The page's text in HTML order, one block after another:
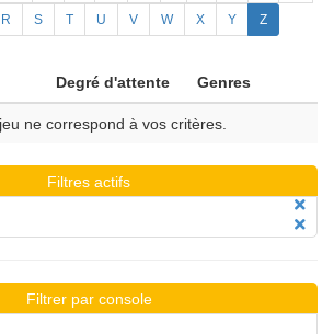
R S T U V W X Y Z
Degré d'attente Genres
ne correspond à vos critères.
Filtres actifs
Filtrer par console